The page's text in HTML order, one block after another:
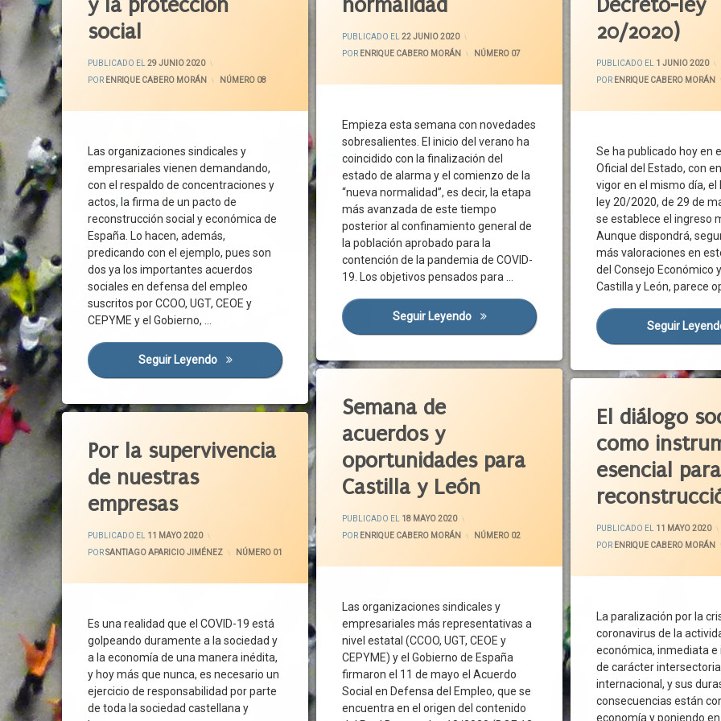
y la protección
social
PUBLICADO EL 29 JUNIO 2020
POR ENRIQUE CABERO MORÁN CATEGORÍAS:
NÚMERO 08
Las organizaciones sindicales y
empresariales vienen demandando,
con el respaldo de concentraciones y
actos, la firma de un pacto de
reconstrucción social y económica de
España. Lo hacen, además,
predicando con el ejemplo, pues son
dos ya los importantes acuerdos
sociales en defensa del empleo
suscritos por CCOO, UGT, CEOE y
CEPYME y el Gobierno, …
Seguir Leyendo Nuevos Acuerdos En Defensa Del Empleo Y La Protección Social
CEOE
CEPYME
Concentraciones
Congreso
Cotización
Crisis Sanitaria
Diálogo Social
Directiva Europea
Empleo
ERTE
Estado De Alarma
Gobierno
Normativa
OIT
Organizaciones Empresariales
Pandemia
Prestaciones
Protección Del Desempleo
Reactivación Económica
Reconstrucción
Reconstrucción Social
normalidad
PUBLICADO EL 22 JUNIO 2020
29 JUNIO 2020
POR ENRIQUE CABERO MORÁN CATEGORÍAS:
NÚMERO 07
Empieza esta semana con novedades
sobresalientes. El inicio del verano ha
coincidido con la finalización del
estado de alarma y el comienzo de la
“nueva normalidad”, es decir, la etapa
más avanzada de este tiempo
posterior al confinamiento general de
la población aprobado para la
contención de la pandemia de COVID-
19. Los objetivos pensados para …
Seguir Leyendo Pacto Por La Anhelada Normalidad
Cohesión Social
Corporaciones Locales
Crisis Sanitaria
Diálogo Social
Ejemplo
Empleo
Estado De Alarma
FRMP
Gobierno
Instituciones Públicas
Investigación
Normativa
Organizaciones Sociales
Pacto De Recuperación
Pacto Político
Pandemia
PP
Protección De La Salud
PSOE
Reactivación Económica
Rebrote
Riesgos
SARS-CoV-2
Decreto-ley
20/2020)
PUBLICADO EL 1 JUNIO 2020
POR ENRIQUE CABERO MORÁN
Se ha publicado hoy en
Oficial del Estado, con
vigor en el mismo día, el
ley 20/2020, de 29 de
se establece el ingreso
Aunque dispondrá,
más valoraciones en
del Consejo Económico
Castilla y León, parece
Seguir
Ciudadanos
Congreso
Constitución
Covid-19
Derechos Sociales
Diálogo Social
España
Estado De Alarma
Estatuto De Autonomía
Exclusión Social
Gobierno
Inclusión
Ingreso Mínimo Vital
Iniciativa Legislativa Popular
Normativa
Prestaciones Sociales
PSOE
Renta Garantizada De
UGT
Unidas Podemos
Semana de
acuerdos y
oportunidades para
Castilla y León
PUBLICADO EL 18 MAYO 2020
POR ENRIQUE CABERO MORÁN CATEGORÍAS:
NÚMERO 02
Las organizaciones sindicales y
empresariales más representativas a
nivel estatal (CCOO, UGT, CEOE y
CEPYME) y el Gobierno de España
firmaron el 11 de mayo el Acuerdo
Social en Defensa del Empleo, que se
encuentra en el origen del contenido
Agenda 2030
Castilla Y León
CCOO
CECALE
CEPYME
Consejo Del Dialogo Social
Covid-19
Cultura
Desconfinamiento
Empresas
ERTE
El diálogo
como
esencial
PUBLICADO EL 11 MAYO 2020
POR ENRIQUE CABERO MORÁN
La paralización por la
coronavirus de la
económica, inmediata e
de carácter
internacional, y sus
consecuencias están
economía y poniendo
Castilla Y León
CCOO
CECALE
Cortes De Castilla Y León
Crisis Económica
Crisis Social
ERTE
España
Estado De Alarma
Gobierno
Grupo De Enlace
Por la supervivencia
de nuestras
empresas
PUBLICADO EL 11 MAYO 2020
2 JUNIO 2020
PORSANTIAGO APARICIO JIMÉNEZ CATEGORÍAS:
NÚMERO 01
Es una realidad que el COVID-19 está
golpeando duramente a la sociedad y
a la economía de una manera inédita,
y hoy más que nunca, es necesario un
ejercicio de responsabilidad por parte
de toda la sociedad castellana y
Aplazamiento De Pagos
Autónomos
Castilla Y León
Cotización
Diálogo Social
Empresarios
Empresas
ERTE
Estado De Alarma
Impuesto